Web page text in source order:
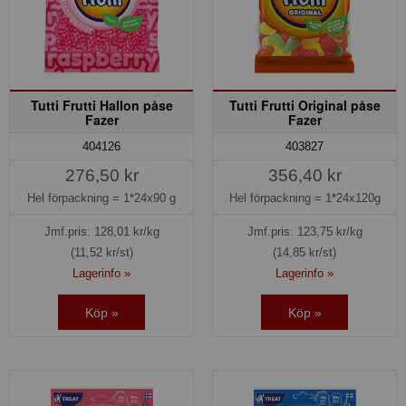
Tutti Frutti Hallon påse
Fazer
404126
276,50 kr
Hel förpackning = 1*24x90 g
Jmf.pris: 128,01 kr/kg
(11,52 kr/st)
Lagerinfo »
Köp »
Tutti Frutti Original påse
Fazer
403827
356,40 kr
Hel förpackning = 1*24x120g
Jmf.pris: 123,75kr/kg
(14,85 kr/st)
Lagerinfo »
Köp »